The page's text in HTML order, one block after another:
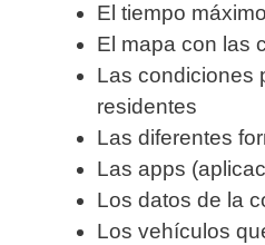
El tiempo
El mapa con las
Las condiciones
residentes
Las diferentes
Las apps
Los datos de la
Los vehículos